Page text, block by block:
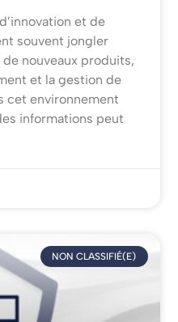
et de
souvent jongler
nouveaux produits,
et la gestion de
cet environnement
informations peut
NON CLASSIFIÉ(E)